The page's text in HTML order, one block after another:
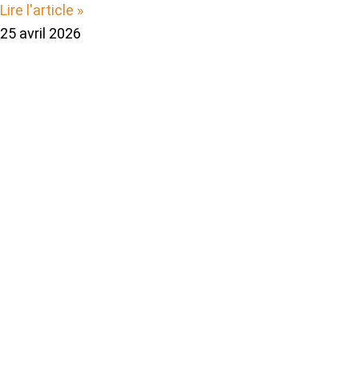
Lire l'article »
25 avril 2026